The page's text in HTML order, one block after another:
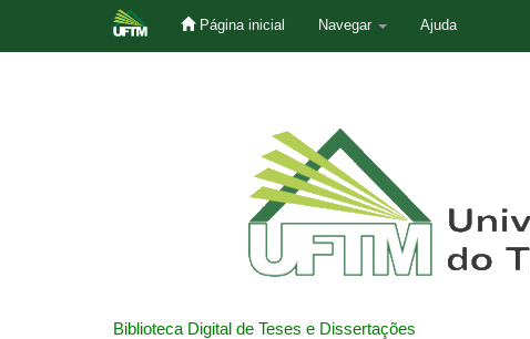
Página inicial Navegar Ajuda
Biblioteca Digital de Teses e Dissertações